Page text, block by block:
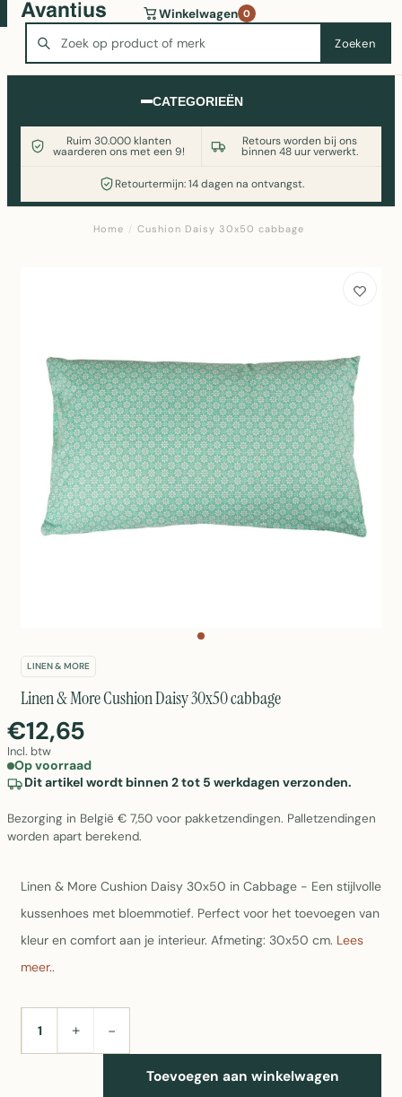
Zoeken
Winkelwagen 0
CATEGORIEËN
Ruim 30.000 klanten
waarderen ons met een 9!
Retours worden bij ons
binnen 48 uur verwerkt.
Retourtermijn: 14 dagen na ontvangst.
Wasmachine of koelkast nodig? Vergelijk alle prijzen op
Witgoedaanbod.nl
Home / Cushion Daisy 30x50 cabbage
LINEN & MORE
Linen & More Cushion Daisy 30x50 cabbage
€12,65
Incl. btw
Op voorraad
Dit artikel wordt binnen 2 tot 5 werkdagen verzonden.
Bezorging in België € 7,50 voor pakketzendingen. Palletzendingen
worden apart berekend.
Linen & More Cushion Daisy 30x50 in Cabbage - Een stijlvolle
kussenhoes met bloemmotief. Perfect voor het toevoegen van
kleur en comfort aan je interieur. Afmeting: 30x50 cm. Lees
meer..
AANTAL+ −
Toevoegen aan winkelwagen